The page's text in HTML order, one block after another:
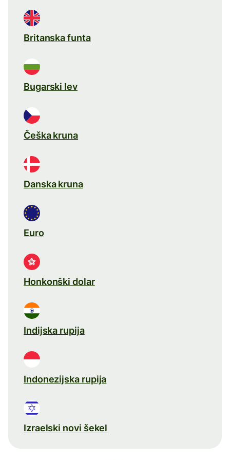
Britanska funta
Bugarski lev
Češka kruna
Danska kruna
Euro
Honkonški dolar
Indijska rupija
Indonezijska rupija
Izraelski novi šekel